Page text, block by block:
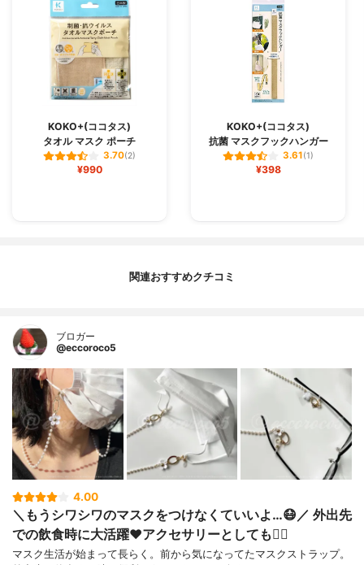
KOKO+(ココタス)
タオル マスク ポーチ
3.70(2)
¥990
KOKO+(ココタス)
抗菌 マスクフックハンガー
3.61(1)
¥398
関連おすすめクチコミ
ブロガー
@eccoroco5
4.00
＼もうシワシワのマスクをつけなくていいよ…😷／ 外出先
での飲食時に大活躍❤️アクセサリーとしても🙆‍♀️
マスク生活が始まって長らく。前から気になってたマスクストラップ。⁡